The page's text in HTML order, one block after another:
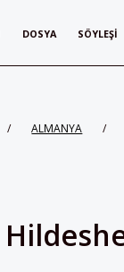
DOSYA SÖYLEŞI
/ ALMANYA /